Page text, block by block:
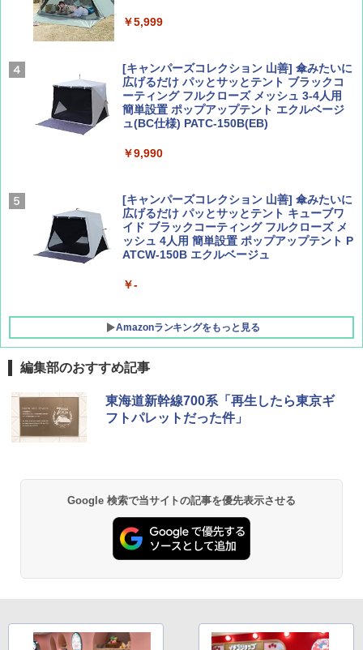
AIRLINE（エアライン）2026年9月号【特
集】ボーイング110周年を祝して！
￥1,760
ァキア 2026～2027 地球の歩き方A ヨーロッ
￥2,277
新しい日本地理 地図・統計・移動から読み
解く (講談社現代新書)
￥1,540
￥5,999
[キャンパーズコレクション 山善] 傘みたいに
広げるだけ パッとサッとテント ブラックコ
ーティング フルクローズ メッシュ 3-4人用
簡単設置 ポップアップテント エクルベージ
ュ(BC仕様) PATC-150B(EB)
￥9,990
[キャンパーズコレクション 山善] 傘みたいに
広げるだけ パッとサッとテント キューブワ
イド ブラックコーティング フルクローズ メ
ッシュ 4人用 簡単設置 ポップアップテント P
ATCW-150B エクルベージュ
￥-
Amazonランキングをもっと見る
DEWEL パラソル 大型 ビーチ アウトドアパ
ラソル ガーデン サイトシート付 折りたたみ
防水 UVカット 4段階高さ調整 軽量 収納袋付
-08EX カーキ ソロキャンプ ポリエステル フ
レーム テント
026リニューアル 急速冷凍 空間倍増 衛生的
コンパクト 保冷力長持ち
編集部のおすすめ記事
東海道新幹線700系「再生したら東京ギ
フトパレットだった件」
Google 検索で当サイトの記事を優先表示させる